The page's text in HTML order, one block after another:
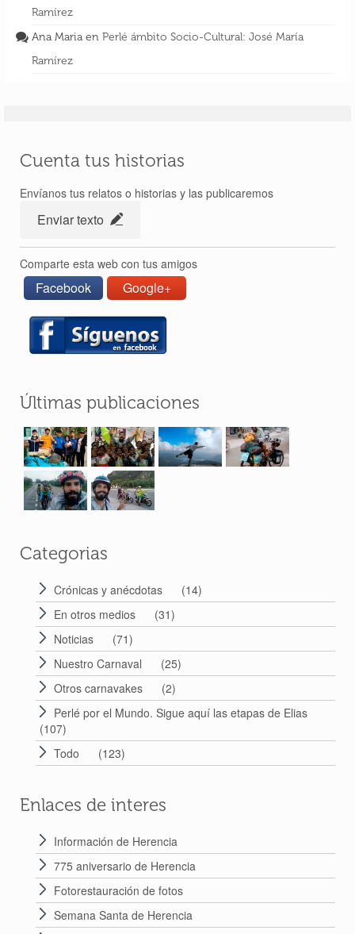
Perlé llegado a Dhaka vuela a Bangkok por
su cumpleaños – Etapas de 392 a 398.
24 May 2018
Ramírez
Ana Maria en Perlé ámbito Socio-Cultural: José María
Ramírez
Cuenta tus historias
Envíanos tus relatos o historias y las publicaremos
Enviar texto
Comparte esta web con tus amigos
Facebook Google+
Últimas publicaciones
Categorias
Crónicas y anécdotas
(14)
En otros medios
(31)
Noticias
(71)
Nuestro Carnaval
(25)
Otros carnavakes
(2)
Perlé por el Mundo. Sigue aquí las etapas de Elias
(107)
Todo
(123)
Enlaces de interes
Información de Herencia
775 aniversario de Herencia
Fotorestauración de fotos
Semana Santa de Herencia